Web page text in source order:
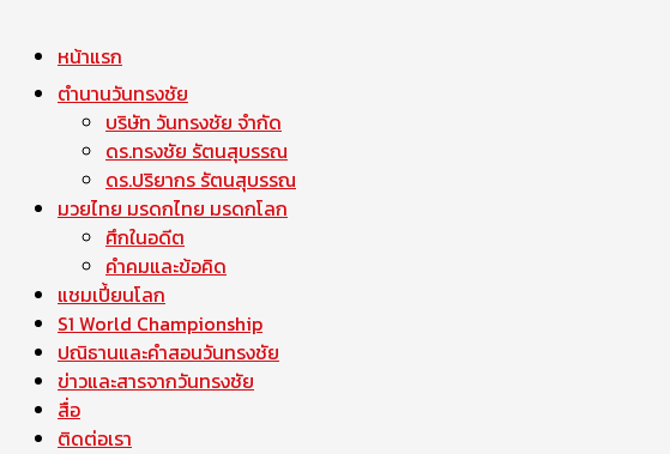
หน้าแรก
ตำนานวันทรงชัย
บริษัท วันทรงชัย จำกัด
ดร.ทรงชัย รัตนสุบรรณ
ดร.ปริยากร รัตนสุบรรณ
มวยไทย มรดกไทย มรดกโลก
ศึกในอดีต
คำคมและข้อคิด
แชมเปี้ยนโลก
S1 World Championship
ปณิธานและคำสอนวันทรงชัย
ข่าวและสารจากวันทรงชัย
สื่อ
ติดต่อเรา